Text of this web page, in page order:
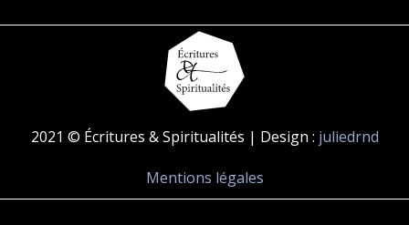
2021 © Écritures & Spiritualités | Design : juliedrnd
Mentions légales